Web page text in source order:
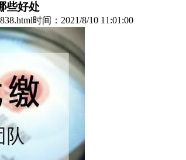
些好处
时间：2021/8/10 11:01:00